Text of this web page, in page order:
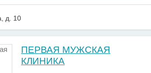
д. 10
ПЕРВАЯ МУЖСКАЯ
КЛИНИКА